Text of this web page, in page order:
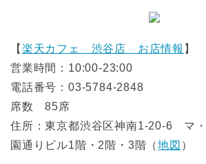
【 楽天カフェ 渋谷店 お店情報 】
営業時間：10:00-23:00
電話番号：03-5784-2848
席数 85席
住所：東京都渋谷区神南1-20-6 マ
園通りビル1階・2階・3階（地図 ）